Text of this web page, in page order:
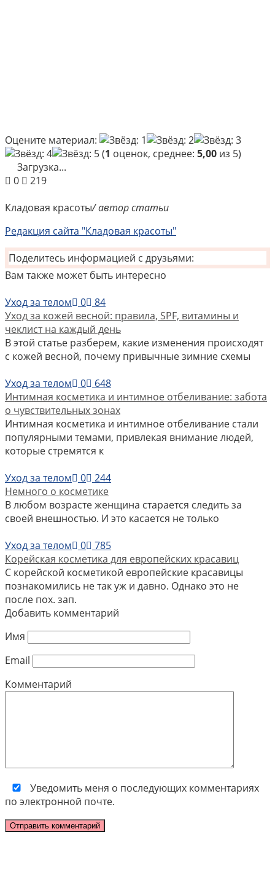
Оцените материал:
(1 оценок, среднее: 5,00 из 5)
Загрузка...
0
219
Кладовая красоты/ автор статьи
Редакция сайта "Кладовая красоты"
Поделитесь информацией с друзьями:
Вам также может быть интересно
Уход за телом
0
84
Уход за кожей весной: правила, SPF, витамины и
чеклист на каждый день
В этой статье разберем, какие изменения происходят
с кожей весной, почему привычные зимние схемы
Уход за телом
0
648
Интимная косметика и интимное отбеливание: забота
о чувствительных зонах
Интимная косметика и интимное отбеливание стали
популярными темами, привлекая внимание людей,
которые стремятся к
Уход за телом
0
244
Немного о косметике
В любом возрасте женщина старается следить за
своей внешностью. И это касается не только
Уход за телом
0
785
Корейская косметика для европейских красавиц
С корейской косметикой европейские красавицы
познакомились не так уж и давно. Однако это не
после пох. зап.
Добавить комментарий
Имя
Email
Комментарий
Уведомить меня о последующих комментариях
по электронной почте.